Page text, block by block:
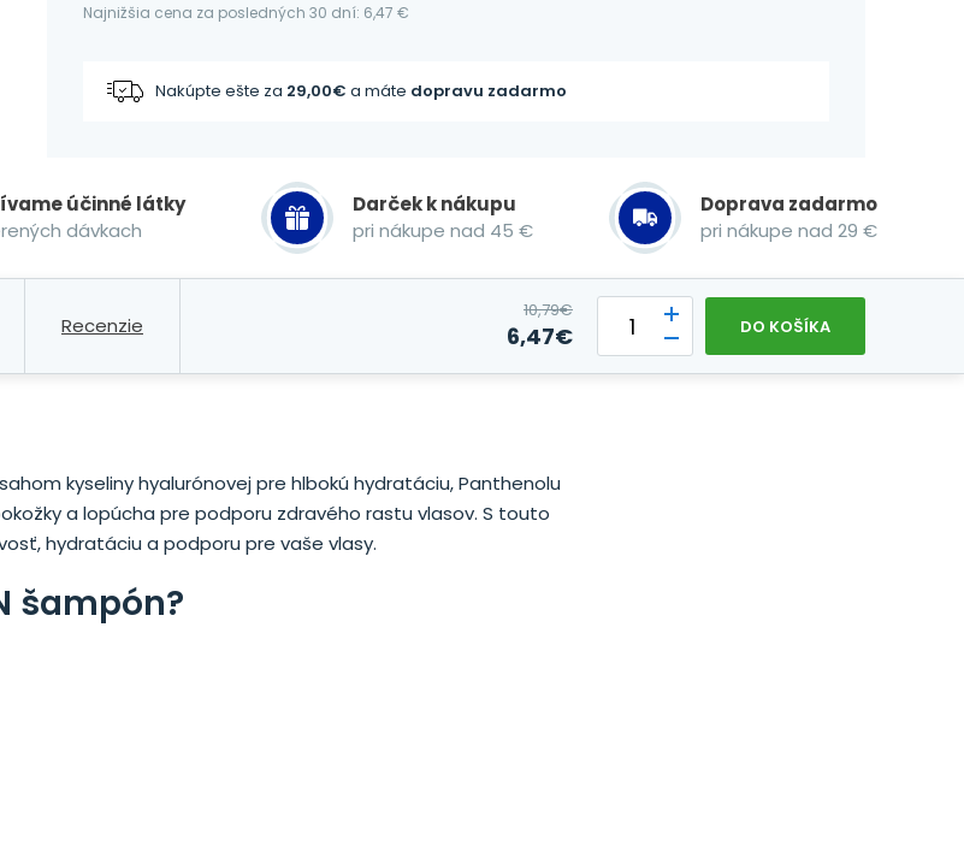
Najnižšia cena za posledných 30 dní: 6,47 €
Nakúpte ešte za 29,00€ a máte dopravu zadarmo
účinné látky
dávkach
Darček k nákupu
pri nákupe nad 45 €
Doprava zadarmo
pri nákupe nad 29 €
Recenzie
10,79€
6,47€ DO KOŠÍKA
kyseliny hyalurónovej pre hlbokú hydratáciu, Panthenolu
a lopúcha pre podporu zdravého rastu vlasov. S touto
hydratáciu a podporu pre vaše vlasy.
šampón?